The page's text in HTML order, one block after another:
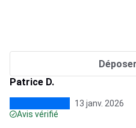
Patrice D.
13 janv. 2026
Avis vérifié